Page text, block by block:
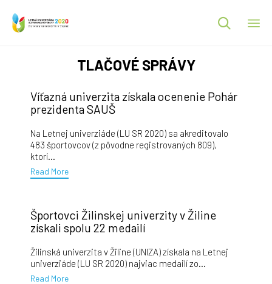

TLAČOVÉ SPRÁVY
Víťazná univerzita získala ocenenie Pohár
prezidenta SAUŠ
Na Letnej univerziáde (LU SR 2020) sa akreditovalo
483 športovcov (z pôvodne registrovaných 809),
ktorí...
Read More
Športovci Žilinskej univerzity v Žiline
získali spolu 22 medailí
Žilinská univerzita v Žiline (UNIZA) získala na Letnej
univerziáde (LU SR 2020) najviac medailí zo...
Read More